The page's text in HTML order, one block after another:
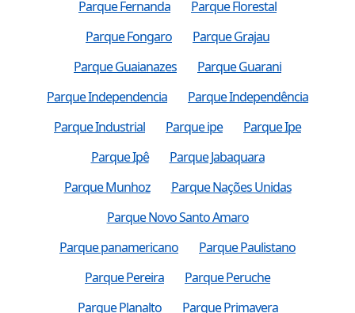
Parque Fernanda
Parque Florestal
Parque Fongaro
Parque Grajau
Parque Guaianazes
Parque Guarani
Parque Independencia
Parque Independência
Parque Industrial
Parque ipe
Parque Ipe
Parque Ipê
Parque Jabaquara
Parque Munhoz
Parque Nações Unidas
Parque Novo Santo Amaro
Parque panamericano
Parque Paulistano
Parque Pereira
Parque Peruche
Parque Planalto
Parque Primavera